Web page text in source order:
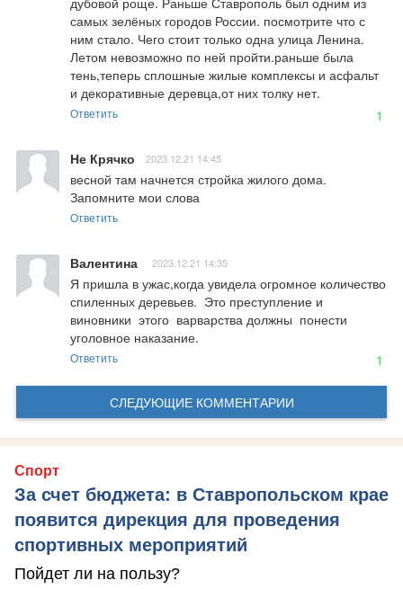
самых зелёных городов России. посмотрите что с
ним стало. Чего стоит только одна улица Ленина.
Летом невозможно по ней пройти.раньше была
тень,теперь сплошные жилые комплексы и асфальт
и декоративные деревца,от них толку нет.
Ответить 1
Не Крячко 2023.12.21 14:45
весной там начнется стройка жилого дома.
Запомните мои слова
Ответить
Валентина 2023.12.21 14:35
Я пришла в ужас,когда увидела огромное количество
спиленных деревьев.  Это преступление и
виновники  этого  варварства должны  понести
уголовное наказание.
Ответить 1
СЛЕДУЮЩИЕ КОММЕНТАРИИ
Спорт
За счет бюджета: в Ставропольском крае
появится дирекция для проведения
спортивных мероприятий
Пойдет ли на пользу?